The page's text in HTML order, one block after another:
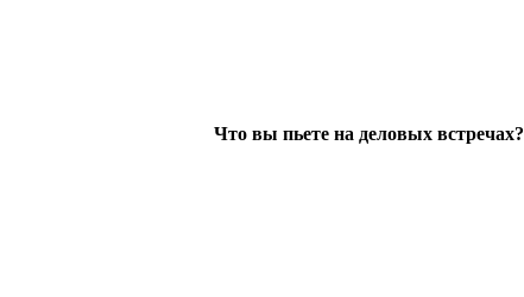
Что вы пьете на деловых встречах?